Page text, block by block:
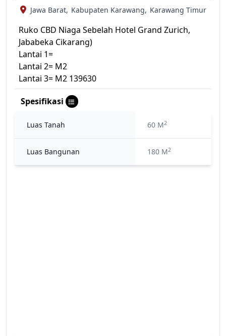
Jawa Barat, Kabupaten Karawang, Karawang Timur
Ruko CBD Niaga Sebelah Hotel Grand Zurich,
Jababeka Cikarang)
Lantai 1=
Lantai 2= M2
Lantai 3= M2 139630
Spesifikasi
Luas Tanah 60 M2
Luas Bangunan 180 M2